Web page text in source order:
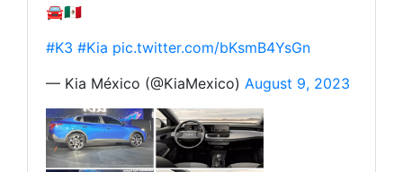
🚘🇲🇽
#K3 #Kia pic.twitter.com/bKsmB4YsGn
— Kia México (@KiaMexico) August 9, 2023